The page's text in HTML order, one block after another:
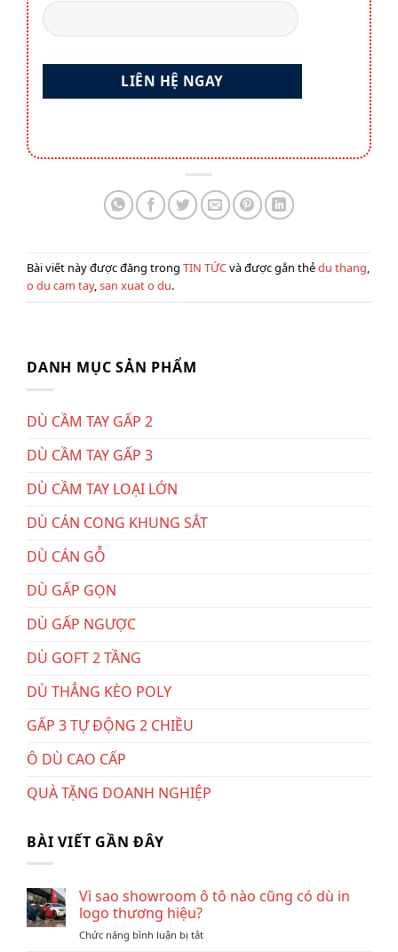
Bài viết này được đăng trong TIN TỨCvà được gắn thẻdu thang,
o du cam tay,san xuat o du.
DANH MỤC SẢN PHẨM
DÙ CẦM TAY GẤP 2
DÙ CẦM TAY GẤP 3
DÙ CẦM TAY LOẠI LỚN
DÙ CÁN CONG KHUNG SẮT
DÙ CÁN GỖ
DÙ GẤP GỌN
DÙ GẤP NGƯỢC
DÙ GOFT 2 TẦNG
DÙ THẲNG KÈO POLY
GẤP 3 TỰ ĐỘNG 2 CHIỀU
Ô DÙ CAO CẤP
QUÀ TẶNG DOANH NGHIỆP
BÀI VIẾT GẦN ĐÂY
Vì sao showroom ô tô nào cũng có dù in
logo thương hiệu?
Chức năng bình luận bị tắtở